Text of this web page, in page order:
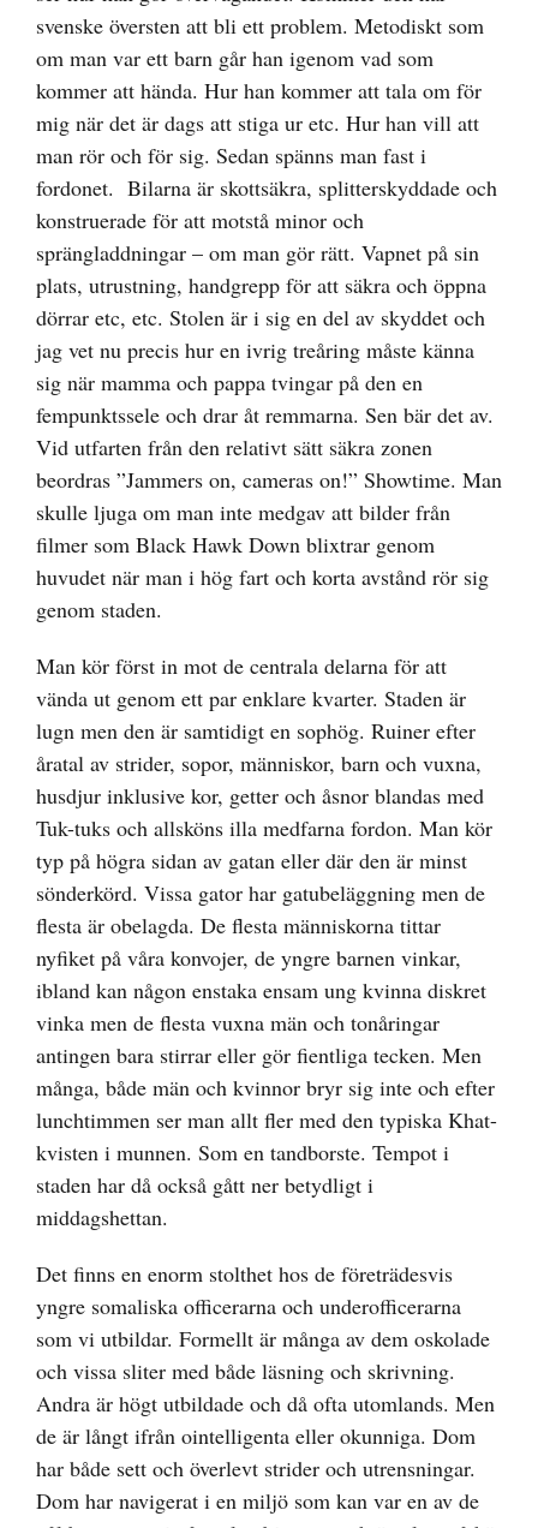
svenske översten att bli ett problem. Metodiskt som
om man var ett barn går han igenom vad som
kommer att hända. Hur han kommer att tala om för
mig när det är dags att stiga ur etc. Hur han vill att
man rör och för sig. Sedan spänns man fast i
fordonet. Bilarna är skottsäkra, splitterskyddade och
konstruerade för att motstå minor och
sprängladdningar – om man gör rätt. Vapnet på sin
plats, utrustning, handgrepp för att säkra och öppna
dörrar etc, etc. Stolen är i sig en del av skyddet och
jag vet nu precis hur en ivrig treåring måste känna
sig när mamma och pappa tvingar på den en
fempunktssele och drar åt remmarna. Sen bär det av.
Vid utfarten från den relativt sätt säkra zonen
beordras ”Jammers on, cameras on!” Showtime. Man
skulle ljuga om man inte medgav att bilder från
filmer som Black Hawk Down blixtrar genom
huvudet när man i hög fart och korta avstånd rör sig
genom staden.
Man kör först in mot de centrala delarna för att
vända ut genom ett par enklare kvarter. Staden är
lugn men den är samtidigt en sophög. Ruiner efter
åratal av strider, sopor, människor, barn och vuxna,
husdjur inklusive kor, getter och åsnor blandas med
Tuk-tuks och allsköns illa medfarna fordon. Man kör
typ på högra sidan av gatan eller där den är minst
sönderkörd. Vissa gator har gatubeläggning men de
flesta är obelagda. De flesta människorna tittar
nyfiket på våra konvojer, de yngre barnen vinkar,
ibland kan någon enstaka ensam ung kvinna diskret
vinka men de flesta vuxna män och tonåringar
antingen bara stirrar eller gör fientliga tecken. Men
många, både män och kvinnor bryr sig inte och efter
lunchtimmen ser man allt fler med den typiska Khat-
kvisten i munnen. Som en tandborste. Tempot i
staden har då också gått ner betydligt i
middagshettan.
Det finns en enorm stolthet hos de företrädesvis
yngre somaliska officerarna och underofficerarna
som vi utbildar. Formellt är många av dem oskolade
och vissa sliter med både läsning och skrivning.
Andra är högt utbildade och då ofta utomlands. Men
de är långt ifrån ointelligenta eller okunniga. Dom
har både sett och överlevt strider och utrensningar.
Dom har navigerat i en miljö som kan var en av de